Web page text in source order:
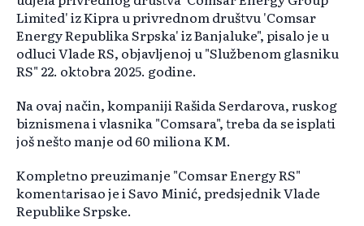
Limited' iz Kipra u privrednom društvu 'Comsar
Energy Republika Srpska' iz Banjaluke", pisalo je u
odluci Vlade RS, objavljenoj u "Službenom glasniku
RS" 22. oktobra 2025. godine.
Na ovaj način, kompaniji Rašida Serdarova, ruskog
biznismena i vlasnika "Comsara", treba da se isplati
još nešto manje od 60 miliona KM.
Kompletno preuzimanje "Comsar Energy RS"
komentarisao je i Savo Minić, predsjednik Vlade
Republike Srpske.